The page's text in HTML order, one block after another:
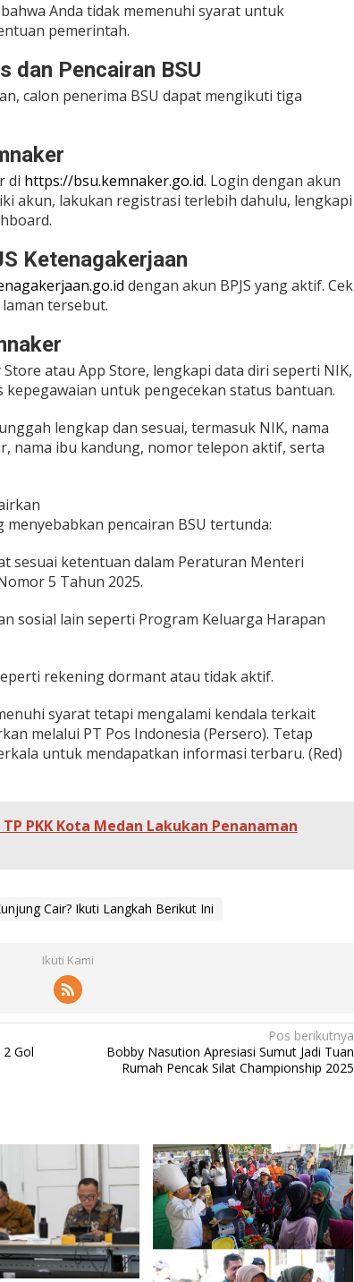
Anda tidak memenuhi syarat untuk
pemerintah.
dan Pencairan BSU
calon penerima BSU dapat mengikuti tiga
di https://bsu.kemnaker.go.id. Login dengan akun
akun, lakukan registrasi terlebih dahulu, lengkapi
Ketenagakerjaan
dengan akun BPJS yang aktif. Cek
tersebut.
atau App Store, lengkapi data diri seperti NIK,
untuk pengecekan status bantuan.
lengkap dan sesuai, termasuk NIK, nama
nama ibu kandung, nomor telepon aktif, serta
pencairan BSU tertunda:
sesuai ketentuan dalam Peraturan Menteri
5 Tahun 2025.
sosial lain seperti Program Keluarga Harapan
rekening dormant atau tidak aktif.
syarat tetapi mengalami kendala terkait
melalui PT Pos Indonesia (Persero). Tetap
untuk mendapatkan informasi terbaru. (Red)
TP PKK Kota Medan Lakukan Penanaman
Cair? Ikuti Langkah Berikut Ini
Ikuti Kami
Gol
Pos berikutnya
Bobby Nasution Apresiasi Sumut Jadi Tuan
Rumah Pencak Silat Championship 2025